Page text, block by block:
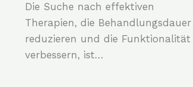
Die Suche nach effektiven
Therapien, die Behandlungsdauer
reduzieren und die Funktionalität
verbessern, ist…